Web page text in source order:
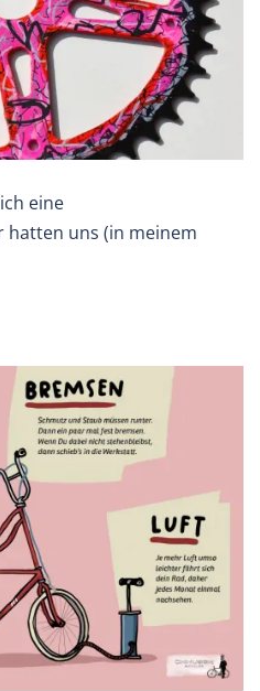
eine
hatten uns (in meinem